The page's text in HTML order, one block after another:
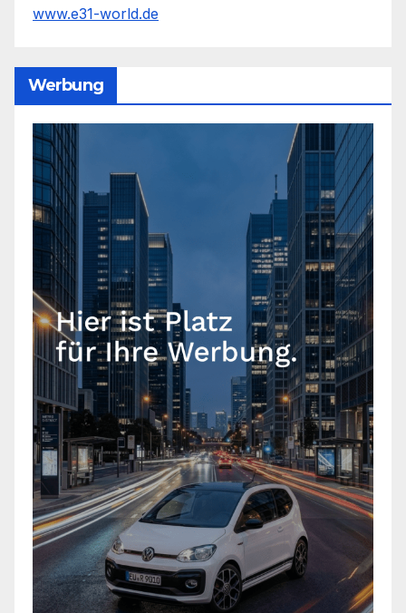
www.e31-world.de
Werbung